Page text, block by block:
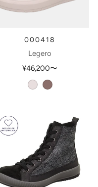
000418
Legero
¥46,200〜
offwhitedarkclay